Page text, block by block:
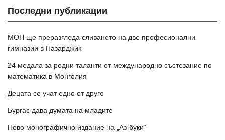
Последни публикации
МОН ще преразгледа сливането на две професионални
гимназии в Пазарджик
24 медала за родни таланти от международно състезание по
математика в Монголия
Децата се учат едно от друго
Бургас дава думата на младите
Ново монографично издание на „Аз-буки“